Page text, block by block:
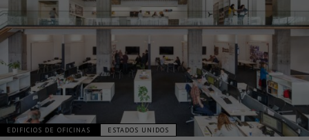
EDIFICIOS DE OFICINAS ESTADOS UNIDOS